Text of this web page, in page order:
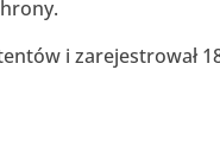
i zarejestrował